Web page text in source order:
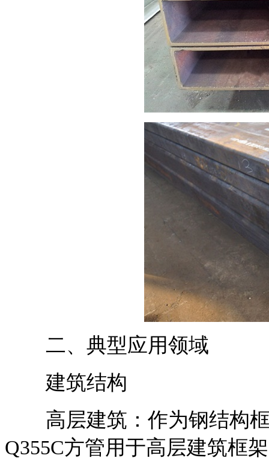
二、典型应用领域
建筑结构
高层建筑：作为钢结构框
Q355C方管用于高层建筑框